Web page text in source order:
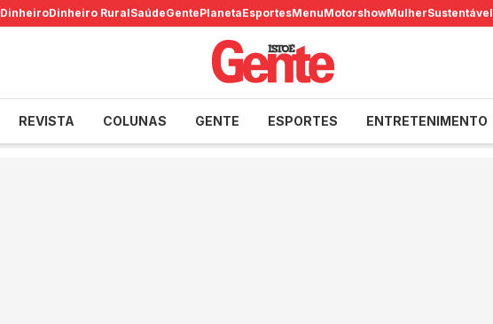
DinheiroDinheiro RuralSaúdeGentePlanetaEsportesMenuMotorshowMulherSustentável
REVISTA COLUNAS GENTE ESPORTES ENTRETENIMENTO